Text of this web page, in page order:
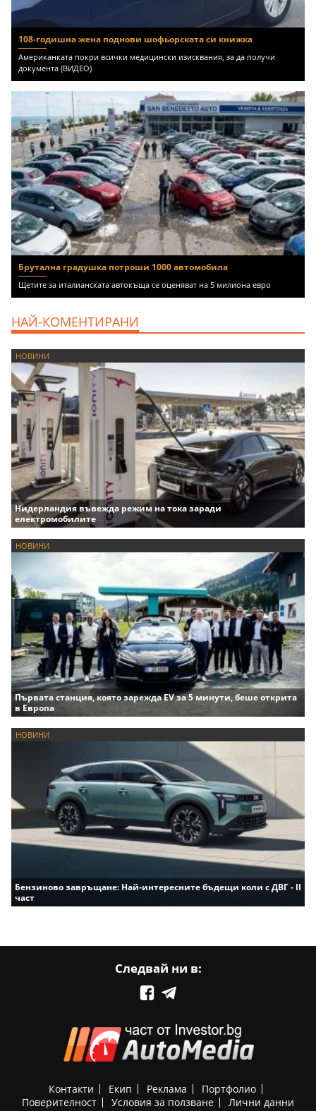
108-годишна жена поднови шофьорската си книжка
Американката покри всички медицински изисквания, за да получи
документа (ВИДЕО)
Брутална градушка потроши 1000 автомобила
Щетите за италианската автокъща се оценяват на 5 милиона евро
НАЙ-КОМЕНТИРАНИ
НОВИНИ
Нидерландия въвежда режим на тока заради
електромобилите
НОВИНИ
Първата станция, която зарежда EV за 5 минути, беше открита
в Европа
НОВИНИ
Бензиново завръщане: Най-интересните бъдещи коли с ДВГ - II
част
Следвай ни в:
Контакти Екип Реклама
Портфолио
Поверителност
Условия за ползване Лични данни